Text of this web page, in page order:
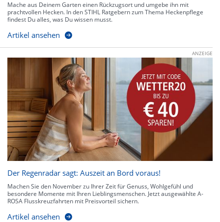
Mache aus Deinem Garten einen Rückzugsort und umgebe ihn mit
prachtvollen Hecken. In den STIHL Ratgebern zum Thema Heckenpflege
findest Du alles, was Du wissen musst.
Artikel ansehen
ANZEIGE
Der Regenradar sagt: Auszeit an Bord voraus!
Machen Sie den November zu Ihrer Zeit für Genuss, Wohlgefühl und
besondere Momente mit Ihren Lieblingsmenschen. Jetzt ausgewählte A-
ROSA Flusskreuzfahrten mit Preisvorteil sichern.
Artikel ansehen